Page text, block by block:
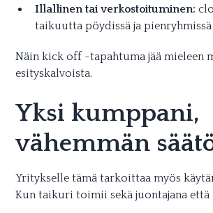
Illallinen tai verkostoituminen:
taikuutta pöydissä ja pienryhmissä
Näin kick off -tapahtuma jää mieleen
esityskalvoista.
Yksi kumppani,
vähemmän
Yritykselle tämä tarkoittaa myös
Kun taikuri toimii sekä juontajana että